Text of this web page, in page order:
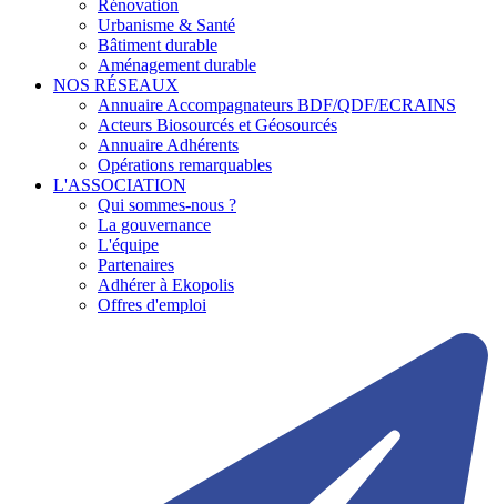
Rénovation
Urbanisme & Santé
Bâtiment durable
Aménagement durable
NOS RÉSEAUX
Annuaire Accompagnateurs BDF/QDF/ECRAINS
Acteurs Biosourcés et Géosourcés
Annuaire Adhérents
Opérations remarquables
L'ASSOCIATION
Qui sommes-nous ?
La gouvernance
L'équipe
Partenaires
Adhérer à Ekopolis
Offres d'emploi